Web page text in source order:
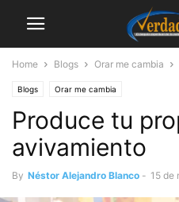
Home Blogs Orar me cambia
Blogs Orar me cambia
Produce tu
avivamiento
By Néstor Alejandro Blanco - 15 de